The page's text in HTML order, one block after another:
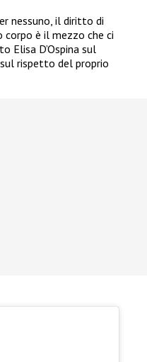
nessuno, il diritto di
è il mezzo che ci
Elisa D’Ospina sul
rispetto del proprio